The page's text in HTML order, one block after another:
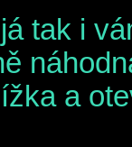
tak i
a